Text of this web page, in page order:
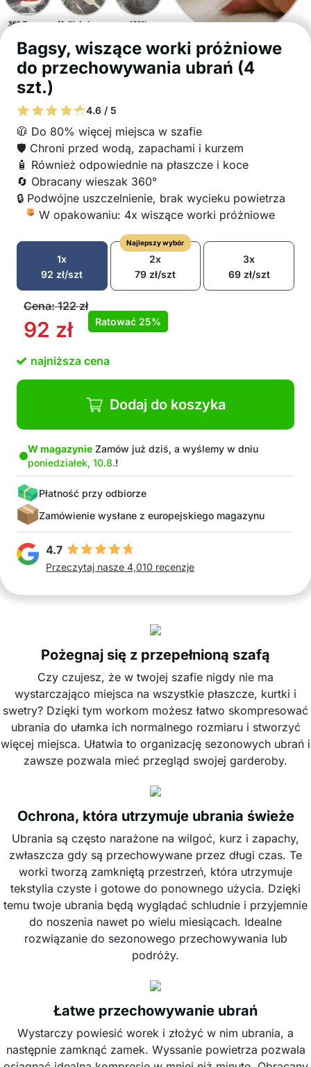
Bagsy, wiszące worki próżniowe
do przechowywania ubrań (4
szt.)
4.6 / 5
🧥 Do 80% więcej miejsca w szafie
🛡️ Chroni przed wodą, zapachami i kurzem
🧴 Również odpowiednie na płaszcze i koce
🔄 Obracany wieszak 360°
🔒 Podwójne uszczelnienie, brak wycieku powietrza
W opakowaniu: 4x wiszące worki próżniowe
1x
92 zł/szt
Najlepszy wybór
2x
79 zł/szt
3x
69 zł/szt
Cena:122zł
92 zł Ratować 25%
najniższa cena
Dodaj do koszyka
W magazynie Zamów już dziś, a wyślemy w dniu
poniedziałek, 10.8.!
Płatność przy odbiorze
Zamówienie wysłane z europejskiego magazynu
4.7
Przeczytaj nasze 4,010 recenzje
Pożegnaj się z przepełnioną szafą
Czy czujesz, że w twojej szafie nigdy nie ma
wystarczająco miejsca na wszystkie płaszcze, kurtki i
swetry? Dzięki tym workom możesz łatwo skompresować
ubrania do ułamka ich normalnego rozmiaru i stworzyć
więcej miejsca. Ułatwia to organizację sezonowych ubrań i
zawsze pozwala mieć przegląd swojej garderoby.
Ochrona, która utrzymuje ubrania świeże
Ubrania są często narażone na wilgoć, kurz i zapachy,
zwłaszcza gdy są przechowywane przez długi czas. Te
worki tworzą zamkniętą przestrzeń, która utrzymuje
tekstylia czyste i gotowe do ponownego użycia. Dzięki
temu twoje ubrania będą wyglądać schludnie i przyjemnie
do noszenia nawet po wielu miesiącach. Idealne
rozwiązanie do sezonowego przechowywania lub
podróży.
Łatwe przechowywanie ubrań
Wystarczy powiesić worek i złożyć w nim ubrania, a
następnie zamknąć zamek. Wyssanie powietrza pozwala